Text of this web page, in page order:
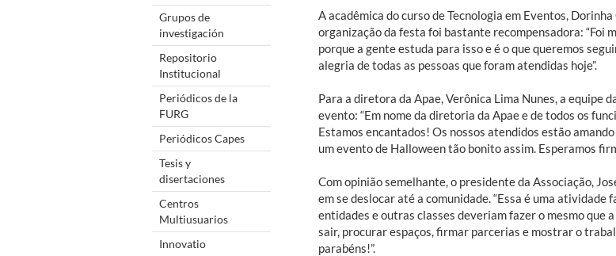
Grupos de
investigación
Repositorio
Institucional
Periódicos de la
FURG
Periódicos Capes
Tesis y
disertaciones
Centros
Multiusuarios
Innovatio
A acadêmica do curso de Tecnologia em Eventos,
organização da festa foi bastante recompensadora: “Foi
porque a gente estuda para isso e é o que queremos
alegria de todas as pessoas que foram atendidas hoje”.
Para a diretora da Apae, Verônica Lima Nunes, a equipe
evento: “Em nome da diretoria da Apae e de todos os
Estamos encantados! Os nossos atendidos estão
um evento de Halloween tão bonito assim. Esperamos
Com opinião semelhante, o presidente da Associação,
em se deslocar até a comunidade. “Essa é uma
entidades e outras classes deveriam fazer o mesmo que
sair, procurar espaços, firmar parcerias e mostrar o
parabéns!”.